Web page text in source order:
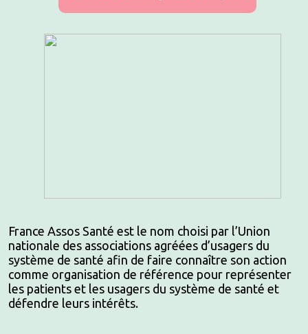
France Assos Santé est le nom choisi par l’Union
nationale des associations agréées d’usagers du
système de santé afin de faire connaître son action
comme organisation de référence pour représenter
les patients et les usagers du système de santé et
défendre leurs intérêts.